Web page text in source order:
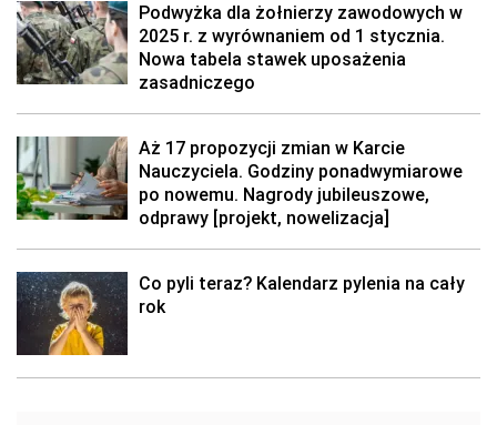
Podwyżka dla żołnierzy zawodowych w
2025 r. z wyrównaniem od 1 stycznia.
Nowa tabela stawek uposażenia
zasadniczego
Aż 17 propozycji zmian w Karcie
Nauczyciela. Godziny ponadwymiarowe
po nowemu. Nagrody jubileuszowe,
odprawy [projekt, nowelizacja]
Co pyli teraz? Kalendarz pylenia na cały
rok